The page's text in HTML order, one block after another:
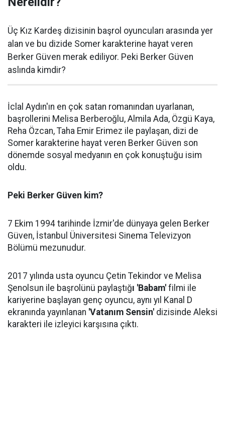
Üç Kız Kardeş dizisinin başrol oyuncuları arasında yer
alan ve bu dizide Somer karakterine hayat veren
Berker Güven merak ediliyor. Peki Berker Güven
aslında kimdir?
İclal Aydın'ın en çok satan romanından uyarlanan,
başrollerini Melisa Berberoğlu, Almila Ada, Özgü Kaya,
Reha Özcan, Taha Emir Erimez ile paylaşan, dizi de
Somer karakterine hayat veren Berker Güven son
dönemde sosyal medyanın en çok konuştuğu isim
oldu.
Peki Berker Güven kim?
7 Ekim 1994 tarihinde İzmir'de dünyaya gelen Berker
Güven, İstanbul Üniversitesi Sinema Televizyon
Bölümü mezunudur.
2017 yılında usta oyuncu Çetin Tekindor ve Melisa
Şenolsun ile başrolünü paylaştığı 'Babam' filmi ile
kariyerine başlayan genç oyuncu, aynı yıl Kanal D
ekranında yayınlanan 'Vatanım Sensin' dizisinde Aleksi
karakteri ile izleyici karşısına çıktı.